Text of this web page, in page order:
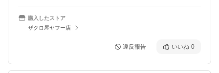
購入したストア
ザクロ屋ヤフー店
違反報告 いいね 0